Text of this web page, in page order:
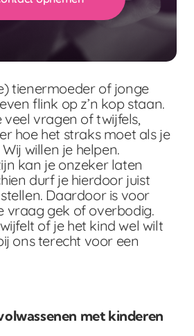
tienermoeder of jonge
flink op z’n kop staan.
veel vragen of twijfels,
hoe het straks moet als je
willen je helpen.
kan je onzeker laten
durf je hierdoor juist
Daardoor is voor
vraag gek of overbodig.
of je het kind wel wilt
ons terecht voor een
met kinderen